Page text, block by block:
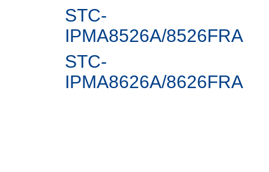
STC-
IPMA8526A/8526FRA
STC-
IPMA8626A/8626FRA